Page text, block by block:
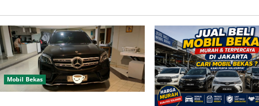
Mobil Bekas